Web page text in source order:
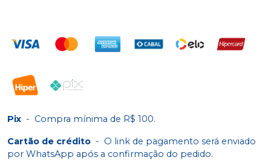
Pix - Compra mínima de R$ 100.
Cartão de crédito - O link de pagamento será enviado
por WhatsApp após a confirmação do pedido.